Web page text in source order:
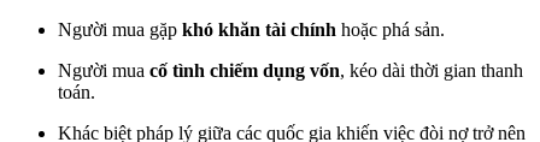
Người mua gặp khó khăn tài chính hoặc phá sản.
Người mua cố tình chiếm dụng vốn, kéo dài thời gian thanh
toán.
Khác biệt pháp lý giữa các quốc gia khiến việc đòi nợ trở nên